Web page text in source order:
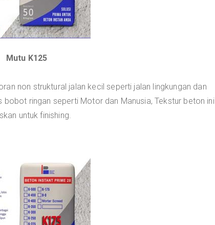
Mutu K125
non struktural jalan kecil seperti jalan lingkungan dan
ringan seperti Motor dan Manusia, Tekstur beton ini
untuk finishing.